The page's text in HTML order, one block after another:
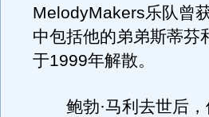
MelodyMakers乐队曾
中包括他的弟弟斯蒂芬
于1999年解散。
鲍勃·马利去世后，